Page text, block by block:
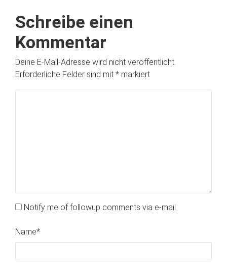
Schreibe einen
Kommentar
Deine E-Mail-Adresse wird nicht veröffentlicht.
Erforderliche Felder sind mit * markiert
Notify me of followup comments via e-mail
Name*